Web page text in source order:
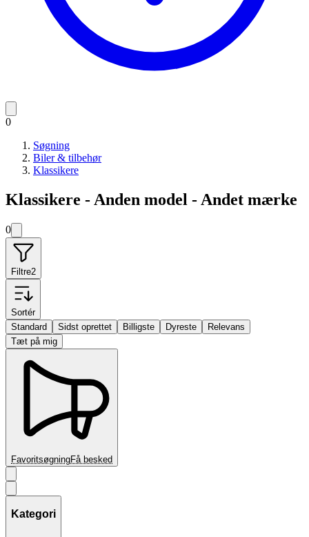
0
Søgning
Biler & tilbehør
Klassikere
Klassikere - Anden model - Andet mærke
0
Filtre2
Sortér
Standard
Sidst oprettet Billigste Dyreste
Relevans
Tæt på mig
FavoritsøgningFå besked
Kategori